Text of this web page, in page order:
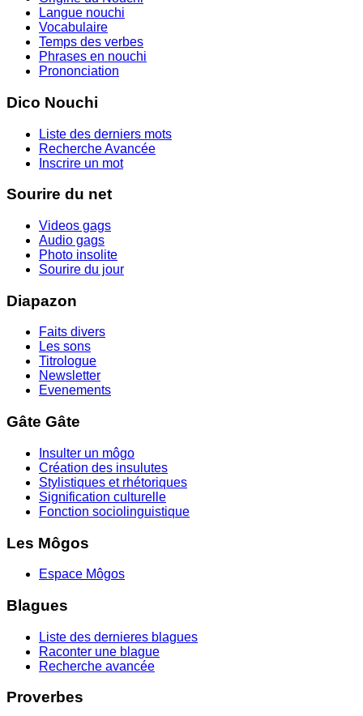
Langue nouchi
Vocabulaire
Temps des verbes
Phrases en nouchi
Prononciation
Dico Nouchi
Liste des derniers mots
Recherche Avancée
Inscrire un mot
Sourire du net
Videos gags
Audio gags
Photo insolite
Sourire du jour
Diapazon
Faits divers
Les sons
Titrologue
Newsletter
Evenements
Gâte Gâte
Insulter un môgo
Création des insulutes
Stylistiques et rhétoriques
Signification culturelle
Fonction sociolinguistique
Les Môgos
Espace Môgos
Blagues
Liste des dernieres blagues
Raconter une blague
Recherche avancée
Proverbes